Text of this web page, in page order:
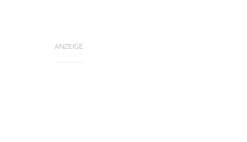
ANZEIGE